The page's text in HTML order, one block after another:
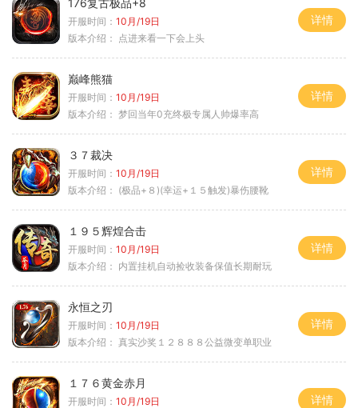
176复古极品+8
开服时间： 10月/19日
版本介绍： 点进来看一下会上头
详情
巅峰熊猫
开服时间： 10月/19日
版本介绍： 梦回当年0充终极专属人帅爆率高
详情
３７裁决
开服时间： 10月/19日
版本介绍： (极品+８)(幸运+１５触发)暴伤腰靴
详情
１９５辉煌合击
开服时间： 10月/19日
版本介绍： 内置挂机自动捡收装备保值长期耐玩
详情
永恒之刃
开服时间： 10月/19日
版本介绍： 真实沙奖１２８８８公益微变单职业
详情
１７６黄金赤月
开服时间： 10月/19日
详情